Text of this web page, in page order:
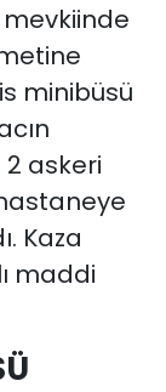
minibüsü
2 askeri
Kaza
maddi